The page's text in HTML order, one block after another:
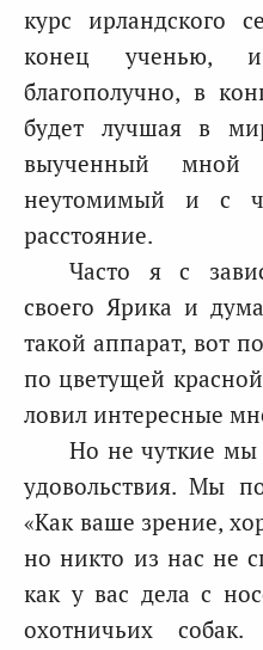
курс ирландского
конец ученью,
благополучно, в
будет лучшая в
выученный мной
неутомимый и с
расстояние.
Часто я с
своего Ярика и
такой аппарат, вот
по цветущей
ловил интересные
Но не чуткие
удовольствия. Мы
«Как ваше зрение,
но никто из нас не
как у вас дела с
охотничьих